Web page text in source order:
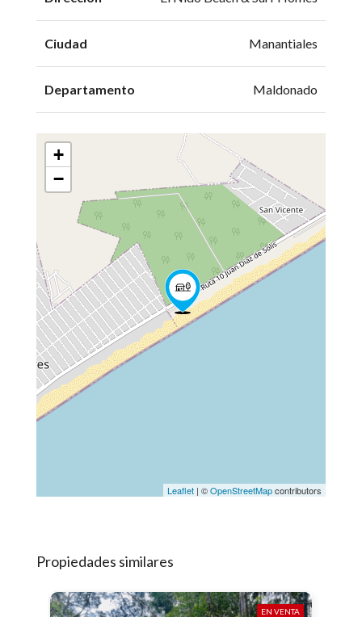
Ciudad Manantiales
Departamento Maldonado
+
−
Leaflet | ©OpenStreetMapcontributors
Propiedades similares
EN VENTA